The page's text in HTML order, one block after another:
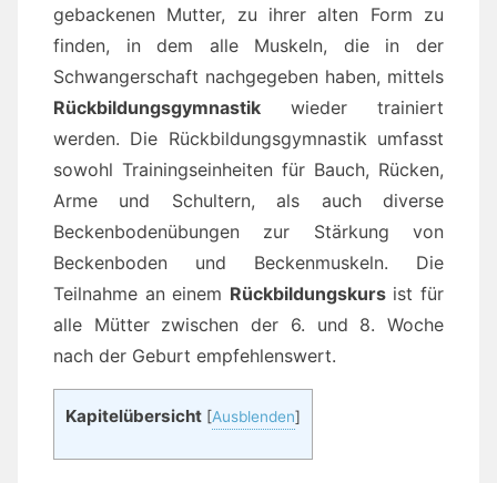
gebackenen Mutter, zu ihrer alten Form zu
finden, in dem alle Muskeln, die in der
Schwangerschaft nachgegeben haben, mittels
Rückbildungsgymnastik wieder trainiert
werden. Die Rückbildungsgymnastik umfasst
sowohl Trainingseinheiten für Bauch, Rücken,
Arme und Schultern, als auch diverse
Beckenbodenübungen zur Stärkung von
Beckenboden und Beckenmuskeln. Die
Teilnahme an einem Rückbildungskursist für
alle Mütter zwischen der 6. und 8. Woche
nach der Geburt empfehlenswert.
Kapitelübersicht [Ausblenden]